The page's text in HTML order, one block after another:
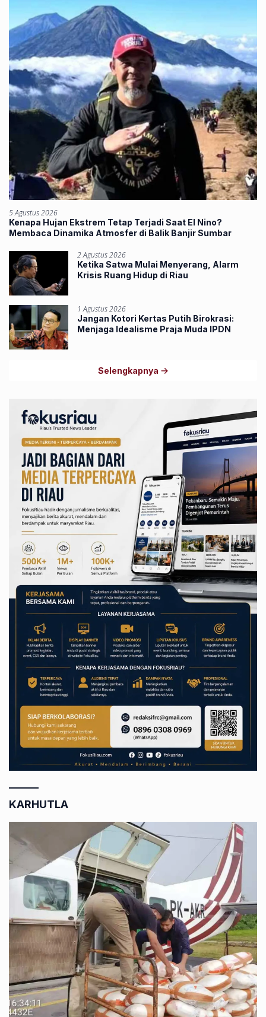
5 Agustus 2026
Kenapa Hujan Ekstrem Tetap Terjadi Saat El Nino?
Membaca Dinamika Atmosfer di Balik Banjir Sumbar
2 Agustus 2026
Ketika Satwa Mulai Menyerang, Alarm
Krisis Ruang Hidup di Riau
1 Agustus 2026
Jangan Kotori Kertas Putih Birokrasi:
Menjaga Idealisme Praja Muda IPDN
Selengkapnya
KARHUTLA